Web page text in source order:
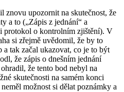
znovu upozornit na skutečnost, že
a to („Zápis z jednání“ a
protokol o kontrolním zjištění). V
si zřejmě uvědomil, že by to
tak začal ukazovat, co je to být
že zápis o dnešním jednání
že tento bod nebyl na
skutečnosti na samém konci
možnost si dělat poznámky a